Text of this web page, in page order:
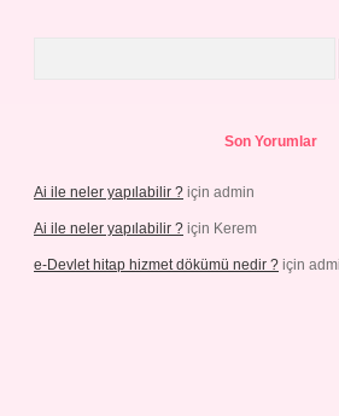
Son Yorumlar
Ai ile neler yapılabilir ? için admin
Ai ile neler yapılabilir ? için Kerem
e-Devlet hitap hizmet dökümü nedir ? için